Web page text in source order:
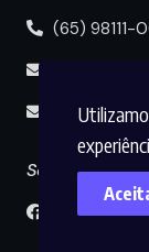
(65) 98111-
Seguir